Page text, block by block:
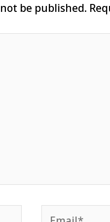
be published.
Email*